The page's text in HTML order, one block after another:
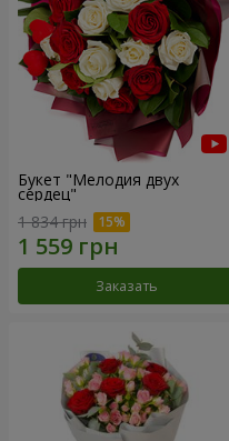
Букет "Мелодия двух
сердец"
1 834 грн
Заказать